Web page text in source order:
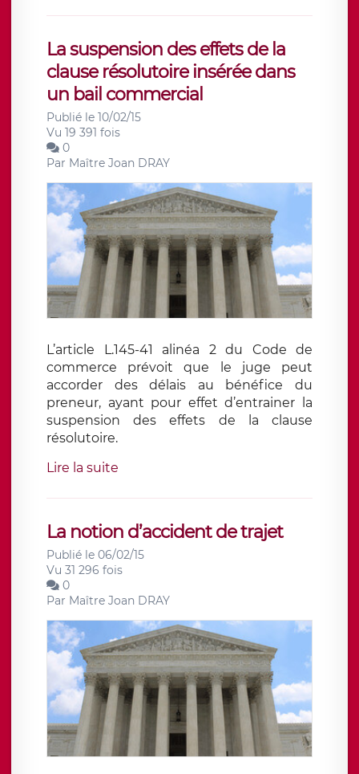
La suspension des effets de la
clause résolutoire insérée dans
un bail commercial
Publié le 10/02/15
Vu 19 391 fois
0
Par Maître Joan DRAY
L’article L.145-41 alinéa 2 du Code de
commerce prévoit que le juge peut
accorder des délais au bénéfice du
preneur, ayant pour effet d’entrainer la
suspension des effets de la clause
résolutoire.
Lire la suite
La notion d’accident de trajet
Publié le 06/02/15
Vu 31 296 fois
0
Par Maître Joan DRAY